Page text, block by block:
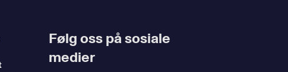
Følg oss på sosiale
medier